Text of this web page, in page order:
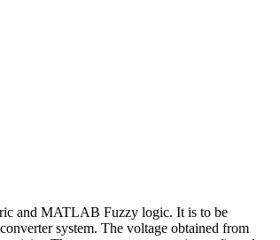
and MATLAB Fuzzy logic. It is to be
system. The voltage obtained from